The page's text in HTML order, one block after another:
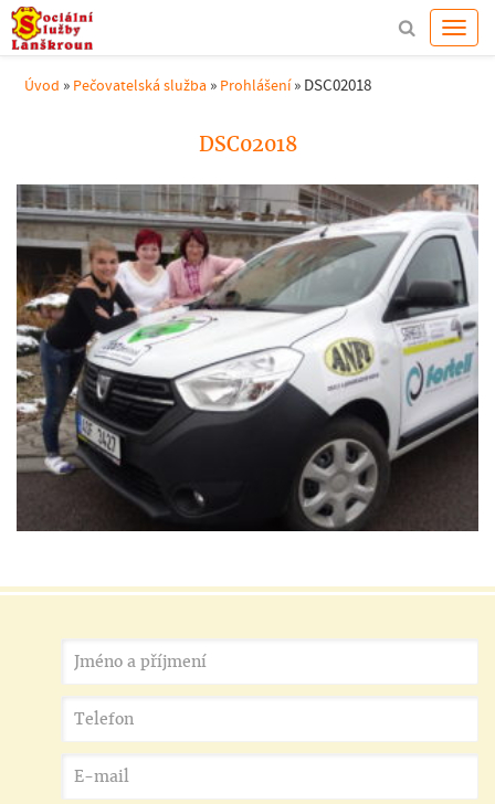
Úvod » Pečovatelská služba » Prohlášení» DSC02018
DSC02018